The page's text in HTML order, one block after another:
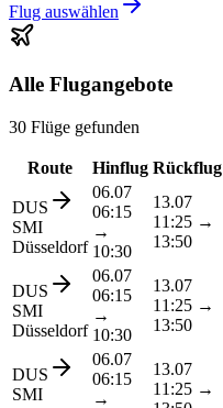
Flug auswählen
Alle Flugangebote
30 Flüge gefunden
Route Hinflug Rückflug
DUS
SMI
Düsseldorf
06.07
06:15
→
10:30
13.07
11:25 →
13:50
DUS
SMI
Düsseldorf
06.07
06:15
→
10:30
13.07
11:25 →
13:50
DUS
SMI
06.07
06:15
→
13.07
11:25 →